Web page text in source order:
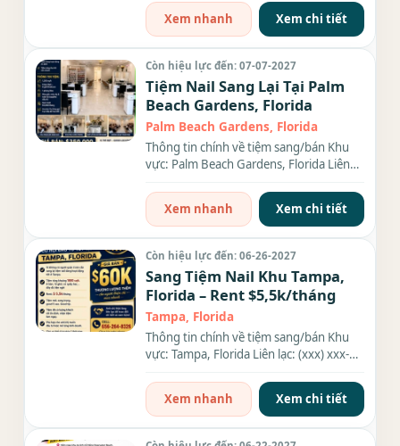
Xem nhanh
Xem chi tiết
Còn hiệu lực đến: 07-07-2027
Tiệm Nail Sang Lại Tại Palm
Beach Gardens, Florida
Palm Beach Gardens, Florida
Thông tin chính về tiệm sang/bán Khu
vực: Palm Beach Gardens, Florida Liên
Xem nhanh
Xem chi tiết
Còn hiệu lực đến: 06-26-2027
Sang Tiệm Nail Khu Tampa,
Florida – Rent $5,5k/tháng
Tampa, Florida
Thông tin chính về tiệm sang/bán Khu
vực: Tampa, Florida Liên lạc: (xxx) xxx-
Xem nhanh
Xem chi tiết